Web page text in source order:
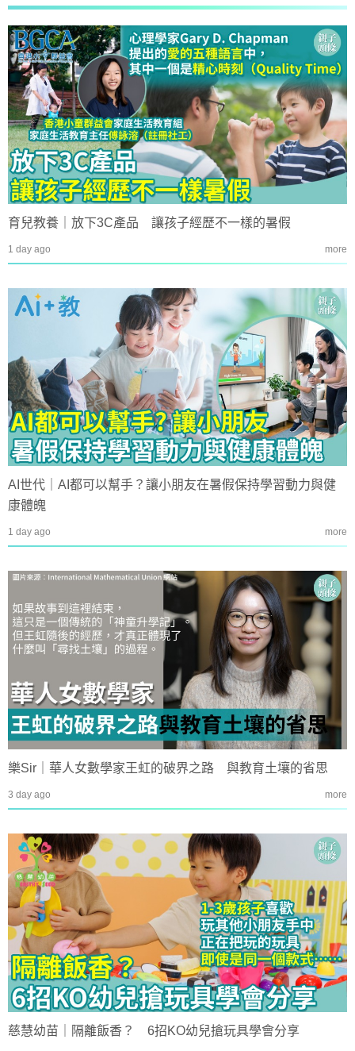
育兒教養｜放下3C產品 讓孩子經歷不一樣的暑假
1 day ago more
AI世代｜AI都可以幫手？讓小朋友在暑假保持學習動力與健
康體魄
1 day ago more
樂Sir｜華人女數學家王虹的破界之路 與教育土壤的省思
3 day ago more
慈慧幼苗｜隔離飯香？ 6招KO幼兒搶玩具學會分享